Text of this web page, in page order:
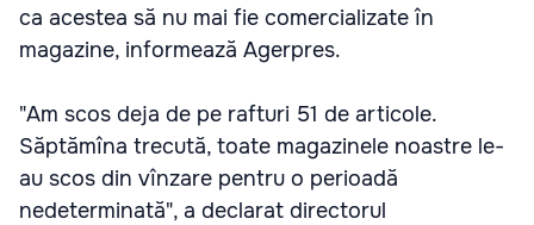
ca acestea să nu mai fie comercializate în
magazine, informează Agerpres.
"Am scos deja de pe rafturi 51 de articole.
Săptămîna trecută, toate magazinele noastre le-
au scos din vînzare pentru o perioadă
nedeterminată", a declarat directorul